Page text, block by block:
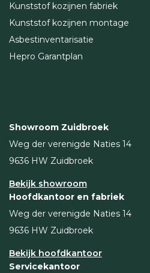
Kunststof kozijnen fabriek
Kunststof kozijnen montage
Asbestinventarisatie
Hepro Garantplan
Showroom Zuidbroek
Weg der verenigde Naties 14
9636 HW Zuidbroek
Bekijk showroom
Hoofdkantoor en fabriek
Weg der verenigde Naties 14
9636 HW Zuidbroek
Bekijk hoofdkantoor
Servicekantoor